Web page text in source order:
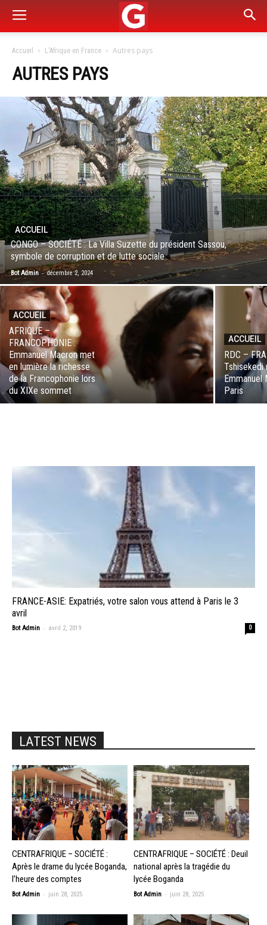
Accueil L'Afrique en France Autres pays
AUTRES PAYS
ACCUEIL
CONGO – SOCIÉTÉ : La Villa Suzette du président Sassou,
symbole de corruption et de lutte sociale
Bot Admin - décembre 2, 2024
ACCUEIL
AFRIQUE –
FRANCOPHONIE :
Emmanuel Macron met
en lumière la richesse
de la Francophonie lors
du XIXe sommet
ACCUEIL
RDC –
Emmanuel
Paris
FRANCE-ASIE: Expatriés, votre salon vous attend à Paris le 3
avril
Bot Admin - avril 2, 2019 0
LATEST NEWS
CENTRAFRIQUE – SOCIÉTÉ :
Après le drame du lycée Boganda,
l’heure des comptes
Bot Admin - juin 28, 2025
CENTRAFRIQUE – SOCIÉTÉ : Deuil
national après la tragédie du
lycée Boganda
Bot Admin - juin 28, 2025